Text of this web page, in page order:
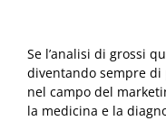
quantità
Se l’analisi di grossi
diventando sempre di
nel campo del
la medicina e la